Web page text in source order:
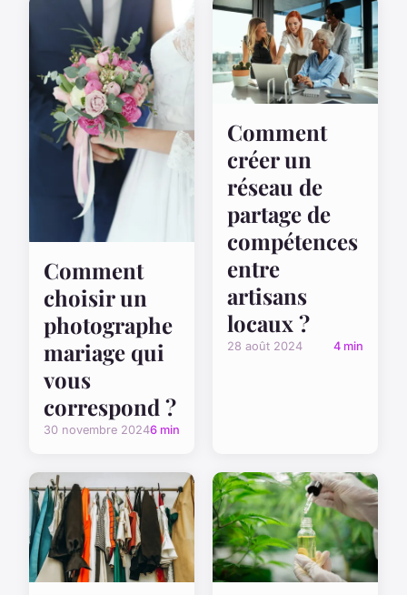
Comment
choisir un
photographe
mariage qui
vous
correspond ?
30 novembre 20246 min
Comment
créer un
réseau de
partage de
compétences
entre
artisans
locaux ?
28 août 2024 4 min